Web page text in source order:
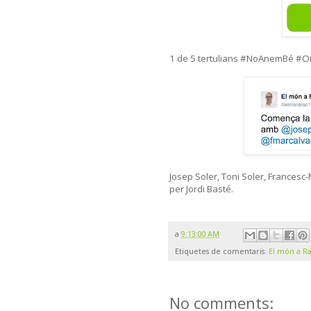
1 de 5 tertulians #NoAnemBé
Josep Soler, Toni Soler,
per Jordi Basté.
a 9:13:00 AM
Etiquetes de comentaris: El món a
No comments: